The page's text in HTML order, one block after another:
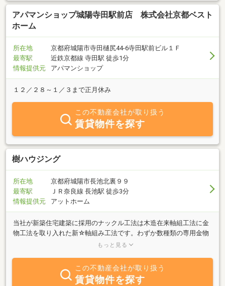
アパマンショップ城陽寺田駅前店 株式会社京都ベスト
ホーム
所在地
京都府城陽市寺田樋尻44-6寺田駅前ビル１Ｆ
最寄駅
近鉄京都線 寺田駅 徒歩1分
情報提供元
アパマンショップ
１２／２８～１／３まで正月休み
この不動産会社が取り扱う
賃貸物件を探す
樹ハウジング
所在地
京都府城陽市長池北裏９９
最寄駅
ＪＲ奈良線 長池駅 徒歩3分
情報提供元
アットホーム
当社が新築住宅建築に採用のナックル工法は木造在来軸組工法に金
物工法を取り入れた新☆軸組み工法です。わずか数種類の専用金物
で軸組みを接合し住宅の躯体強度を飛躍的に高めます！またソーラ
もっと見る
この不動産会社が取り扱う
賃貸物件を探す